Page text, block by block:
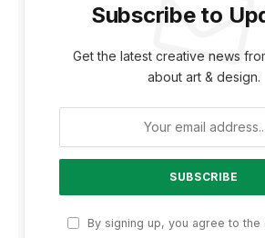
Subscribe to
Get the latest creative news
about art & design.
By signing up, you agree to the